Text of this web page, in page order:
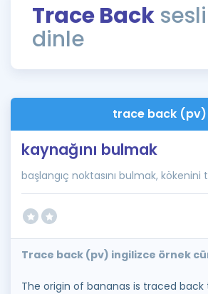
ÖSYM Sınav Takvimi
Kampanyalar
İngilizce Gramer
Trace Back sesli
dinle
trace back (pv)
kaynağını bulmak
başlangıç noktasını bulmak,
Trace back (pv) ingilizce örnek
The origin of bananas is traced back